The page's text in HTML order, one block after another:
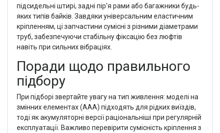
підсидельні штирі, задні пір'я рами або багажники будь-
яких типів байків. Завдяки універсальним еластичним
кріпленням, ці запчастини сумісні з різними діаметрами
труб, забезпечуючи стабільну фіксацію без люфтів
навіть при сильних вібраціях.
Поради щодо правильного
підбору
При підборі звертайте увагу на тип живлення: моделі на
змінних елементах (AAA) підходять для рідких виїздів,
тоді як акумуляторні версії раціональніші при регулярній
експлуатації. Важливо перевірити сумісність кріплення з